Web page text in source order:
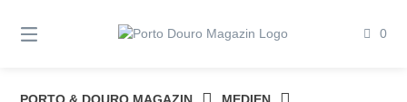
zum
Inhalt
0
PORTO & DOURO MAGAZIN
MEDIEN